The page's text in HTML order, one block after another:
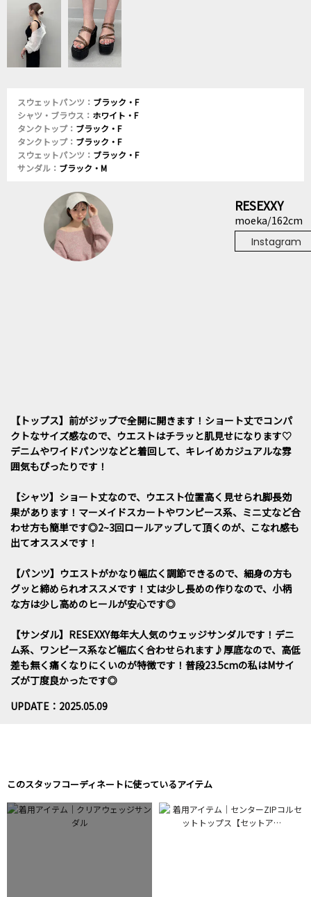
スウェットパンツ： ブラック・F
シャツ・ブラウス： ホワイト・F
タンクトップ： ブラック・F
タンクトップ： ブラック・F
スウェットパンツ： ブラック・F
サンダル： ブラック・M
RESEXXY
moeka/162cm
Instagram
【トップス】前がジップで全開に開きます！ショート丈でコンパ
クトなサイズ感なので、ウエストはチラッと肌見せになります♡
デニムやワイドパンツなどと着回して、キレイめカジュアルな雰
囲気もぴったりです！
【シャツ】ショート丈なので、ウエスト位置高く見せられ脚長効
果があります！マーメイドスカートやワンピース系、ミニ丈など合
わせ方も簡単です◎2~3回ロールアップして頂くのが、こなれ感も
出てオススメです！
【パンツ】ウエストがかなり幅広く調節できるので、細身の方も
グッと締められオススメです！丈は少し長めの作りなので、小柄
な方は少し高めのヒールが安心です◎
【サンダル】RESEXXY毎年大人気のウェッジサンダルです！デニ
ム系、ワンピース系など幅広く合わせられます♪厚底なので、高低
差も無く痛くなりにくいのが特徴です！普段23.5cmの私はMサイ
ズが丁度良かったです◎
UPDATE：2025.05.09
このスタッフコーディネートに使っているアイテム